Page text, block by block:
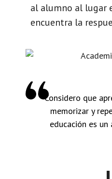
al alumno al lugar
encuentra la
Considero que
memorizar y
educación es